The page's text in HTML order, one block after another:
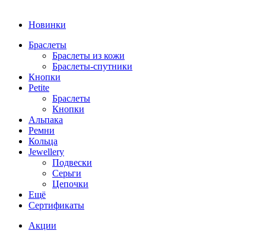
Новинки
Браслеты
Браслеты из кожи
Браслеты-спутники
Кнопки
Petite
Браслеты
Кнопки
Альпака
Ремни
Кольца
Jewellery
Подвески
Серьги
Цепочки
Ещё
Сертификаты
Акции